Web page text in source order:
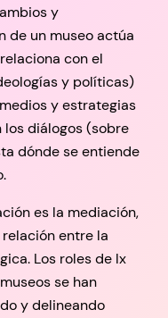
y
de un museo actúa
con el
y políticas)
y estrategias
los diálogos (sobre
dónde se entiende
es la mediación,
entre la
Los roles de lx
se han
y delineando